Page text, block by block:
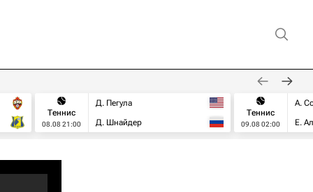
Теннис
08.08 21:00
Д. Пегула
Д. Шнайдер
Теннис
09.08 02:00
А.
Е.